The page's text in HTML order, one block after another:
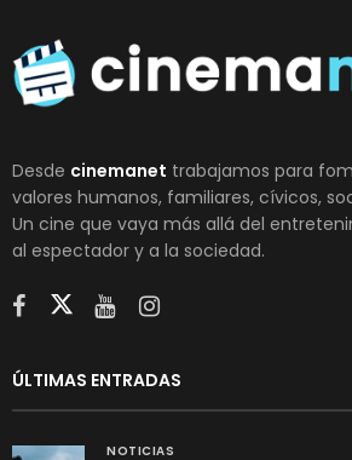
Desde cinemanet trabajamos para
valores humanos, familiares, cívicos,
Un cine que vaya más allá del
al espectador y a la sociedad.
ÚLTIMAS ENTRADAS
NOTICIAS